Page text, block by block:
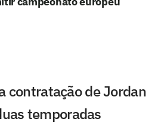
contratação de Jordan
temporadas